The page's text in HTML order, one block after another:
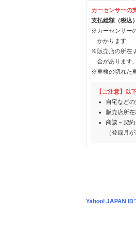
カーセンサーの
支払総額（税込
※カーセンサー
かかります
※販売店の所在
合があります
※車検の切れた
【ご注意】以
自宅など
販売店所
商談～契
（登録月
Yahoo! JAPAN ID